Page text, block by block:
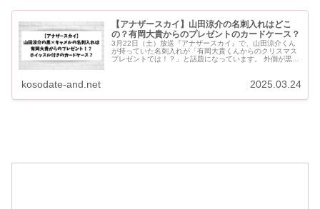
【アナザースカイ】山田涼介の名刺入れはどこ
の？有岡大貴からのプレゼントのカードケース？
3月22日（土）放送『アナザースカイ』で、山田涼介くん
が持っていた名刺入れが「有岡大貴くんからのクリスマス
プレゼントでは！？」と話題になっています。 外側が黒、
kosodate-and.net 2025.03.24